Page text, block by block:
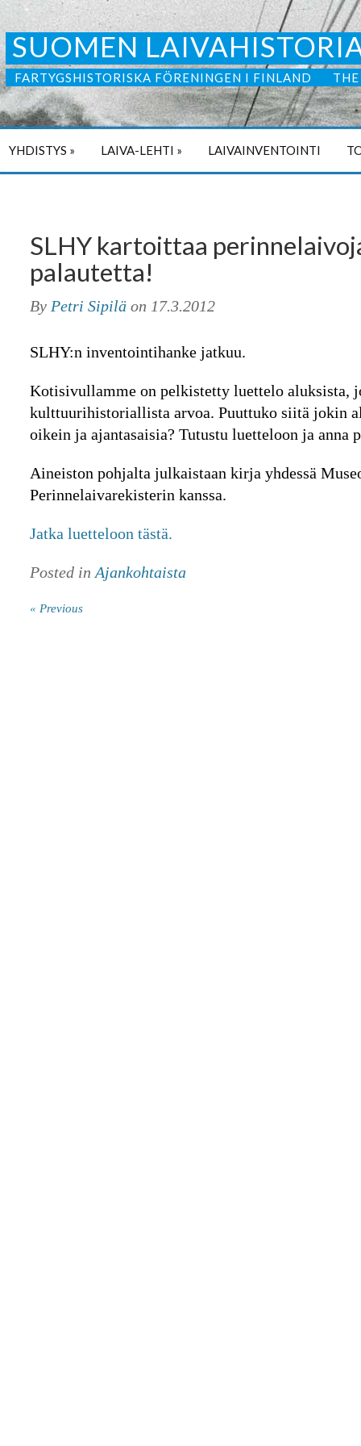
SUOMEN
FARTYGSHISTORISKA FÖRENINGEN I FINLAND
YHDISTYS » LAIVA-LEHTI » LAIVAINVENTOINTI
SLHY kartoittaa
palautetta!
By Petri Sipilä on 17.3.2012
SLHY:n inventointihanke jatkuu.
Kotisivullamme on pelkistetty luettelo aluksista,
kulttuurihistoriallista arvoa. Puuttuko siitä jokin
oikein ja ajantasaisia? Tutustu luetteloon ja anna
Aineiston pohjalta julkaistaan kirja yhdessä
Perinnelaivarekisterin kanssa.
Jatka luetteloon tästä.
Posted in Ajankohtaista
« Previous